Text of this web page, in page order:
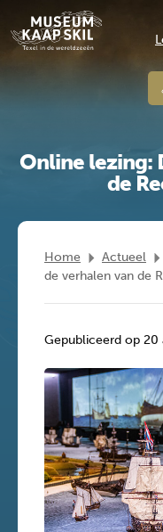
Online lezing:
de
Home Actueel
de verhalen van de
Gepubliceerd op 20